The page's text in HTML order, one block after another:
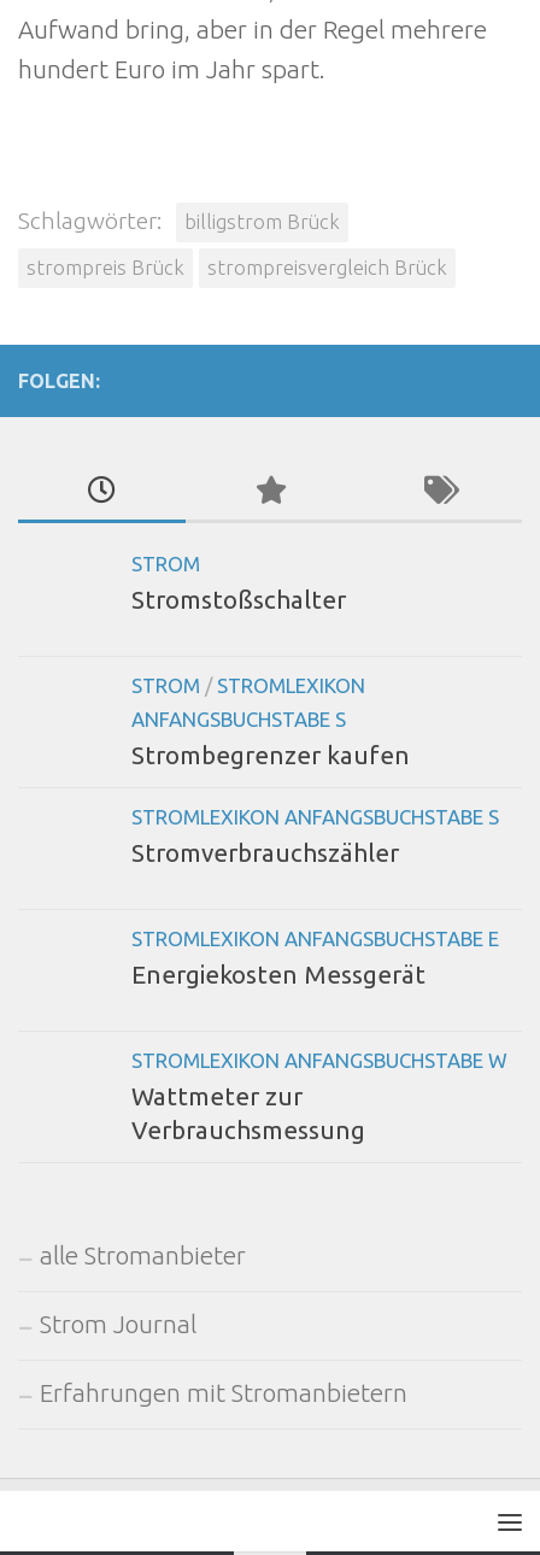
Aufwand bring, aber in der Regel mehrere
hundert Euro im Jahr spart.
Schlagwörter: billigstrom Brück
strompreis Brück strompreisvergleich Brück
FOLGEN:
STROM
Stromstoßschalter
STROM / STROMLEXIKON
ANFANGSBUCHSTABE S
Strombegrenzer kaufen
STROMLEXIKON ANFANGSBUCHSTABE S
Stromverbrauchszähler
STROMLEXIKON ANFANGSBUCHSTABE E
Energiekosten Messgerät
STROMLEXIKON ANFANGSBUCHSTABE W
Wattmeter zur
Verbrauchsmessung
alle Stromanbieter
Strom Journal
Erfahrungen mit Stromanbietern